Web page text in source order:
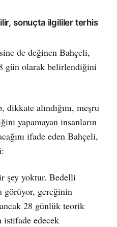
sonuçta ilgililer terhis
de değinen Bahçeli,
gün olarak belirlendiğini
alındığını, meşru
yapamayan insanların
ifade eden Bahçeli,
şey yoktur. Bedelli
görüyor, gereğinin
28 günlük teorik
edecek